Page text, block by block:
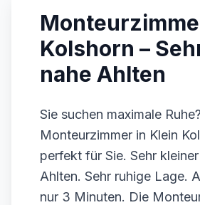
Kolshorn –
nahe Ahlten
Sie suchen maximale
Monteurzimmer in Klein
perfekt für Sie. Sehr
Ahlten. Sehr ruhige Lage.
nur 3 Minuten. Die